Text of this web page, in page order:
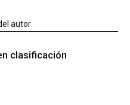
autor
clasificación